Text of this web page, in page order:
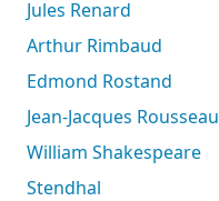
Jules Renard
Arthur Rimbaud
Edmond Rostand
Jean-Jacques Rousseau
William Shakespeare
Stendhal